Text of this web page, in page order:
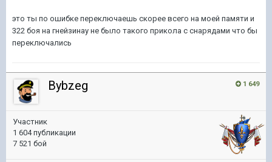
это ты по ошибке переключаешь скорее всего на моей памяти и
322 боя на гнейзинау не было такого прикола с снарядами что бы
переключались
1 649
Bybzeg
Участник
1 604 публикации
7 521 бой